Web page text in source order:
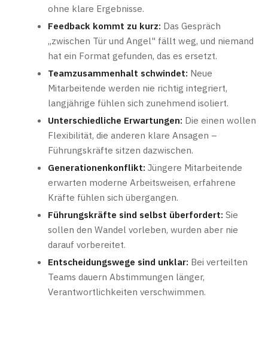
ohne klare Ergebnisse.
Feedback kommt zu kurz: Das Gespräch
„zwischen Tür und Angel" fällt weg, und niemand
hat ein Format gefunden, das es ersetzt.
Teamzusammenhalt schwindet: Neue
Mitarbeitende werden nie richtig integriert,
langjährige fühlen sich zunehmend isoliert.
Unterschiedliche Erwartungen: Die einen wollen
Flexibilität, die anderen klare Ansagen –
Führungskräfte sitzen dazwischen.
Generationenkonflikt: Jüngere Mitarbeitende
erwarten moderne Arbeitsweisen, erfahrene
Kräfte fühlen sich übergangen.
Führungskräfte sind selbst überfordert: Sie
sollen den Wandel vorleben, wurden aber nie
darauf vorbereitet.
Entscheidungswege sind unklar: Bei verteilten
Teams dauern Abstimmungen länger,
Verantwortlichkeiten verschwimmen.